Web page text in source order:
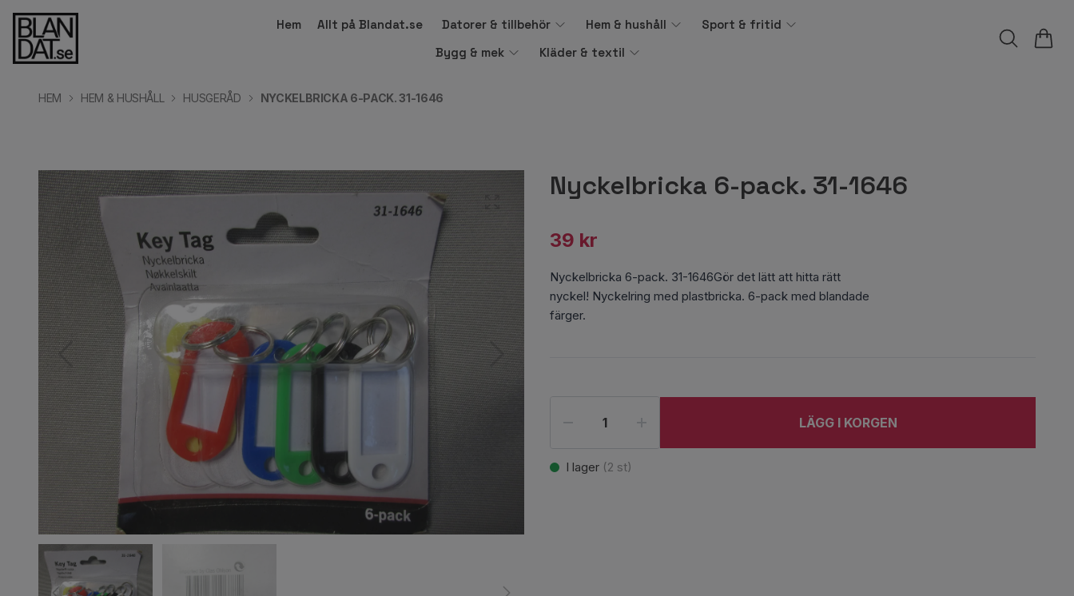
Hem Allt på Blandat.se Datorer & tillbehör Hem & hushåll
Sport & fritid
Bygg & mek
Kläder & textil
HEM HEM & HUSHÅLL HUSGERÅD NYCKELBRICKA 6-PACK. 31-1646
Nyckelbricka 6-pack. 31-1646
39 kr
Nyckelbricka 6-pack. 31-1646Gör det lätt att hitta rätt
nyckel! Nyckelring med plastbricka. 6-pack med blandade
färger.
LÄGG I KORGEN
I lager (2 st)